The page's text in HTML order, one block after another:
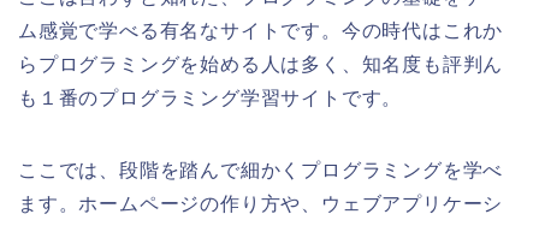
ム感覚で学べる有名なサイトです。今の時代はこれか
らプログラミングを始める人は多く、知名度も評判ん
も１番のプログラミング学習サイトです。
ここでは、段階を踏んで細かくプログラミングを学べ
ます。ホームページの作り方や、ウェブアプリケーシ